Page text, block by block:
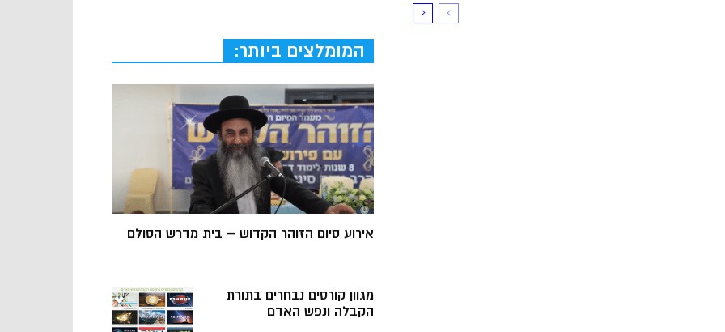
המומלצים ביותר:
אירוע סיום הזוהר הקדוש – בית מדרש הסולם
מגוון קורסים נבחרים בתורת
הקבלה ונפש האדם